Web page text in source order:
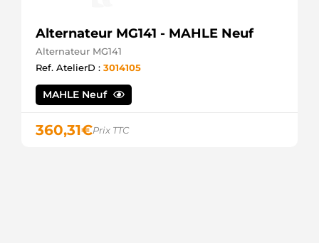
Alternateur MG141 - MAHLE Neuf
Alternateur MG141
Ref. AtelierD : 3014105
MAHLE Neuf
360,31€Prix TTC